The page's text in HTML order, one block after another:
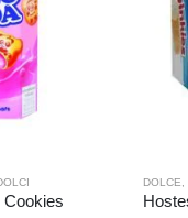
Cookies
DOLCE,